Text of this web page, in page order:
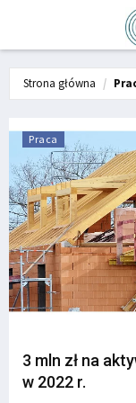
Strona główna
Praca
3 mln zł na
w 2022 r.